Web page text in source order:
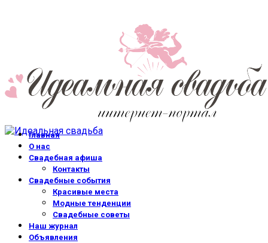
Главная
О нас
Свадебная афиша
Контакты
Свадебные события
Красивые места
Модные тенденции
Свадебные советы
Наш журнал
Объявления